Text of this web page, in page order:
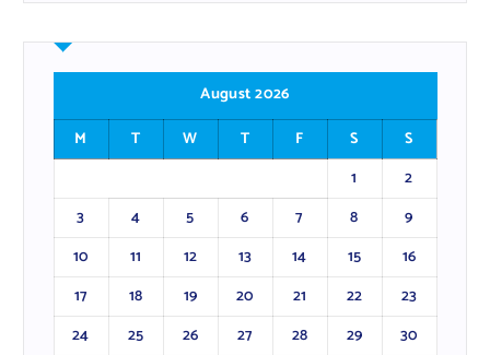
August 2026
M
T W T F S
S
1
2
3
4 5 6 7 8
9
10
11 12 13 14 15
16
17
18 19 20 21 22
23
24
25 26 27 28 29
30